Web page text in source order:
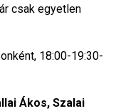
csak egyetlen
18:00-19:30-
Ákos, Szalai